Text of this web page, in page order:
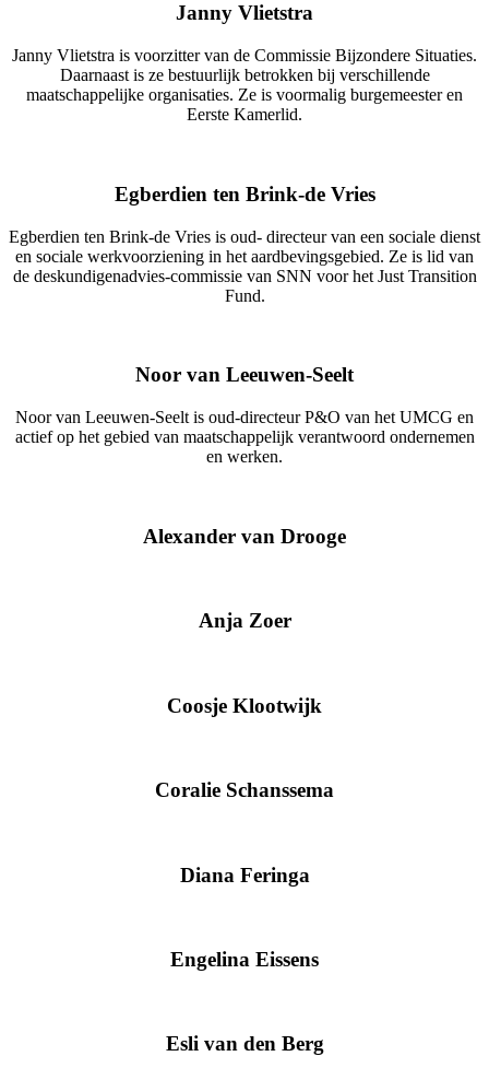
Janny Vlietstra
Janny Vlietstra is voorzitter van de Commissie Bijzondere Situaties.
Daarnaast is ze bestuurlijk betrokken bij verschillende
maatschappelijke organisaties. Ze is voormalig burgemeester en
Eerste Kamerlid.
Egberdien ten Brink-de Vries
Egberdien ten Brink-de Vries is oud- directeur van een sociale dienst
en sociale werkvoorziening in het aardbevingsgebied. Ze is lid van
de deskundigenadvies-commissie van SNN voor het Just Transition
Fund.
Noor van Leeuwen-Seelt
Noor van Leeuwen-Seelt is oud-directeur P&O van het UMCG en
actief op het gebied van maatschappelijk verantwoord ondernemen
en werken.
Alexander van Drooge
Anja Zoer
Coosje Klootwijk
Coralie Schanssema
Diana Feringa
Engelina Eissens
Esli van den Berg